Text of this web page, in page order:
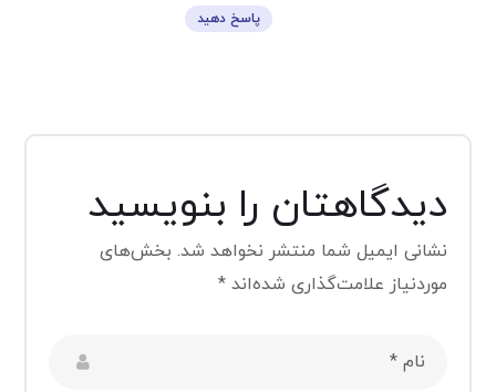
پاسخ دهید
دیدگاهتان را بنویسید
نشانی ایمیل شما منتشر نخواهد شد. بخش‌های
موردنیاز علامت‌گذاری شده‌اند*